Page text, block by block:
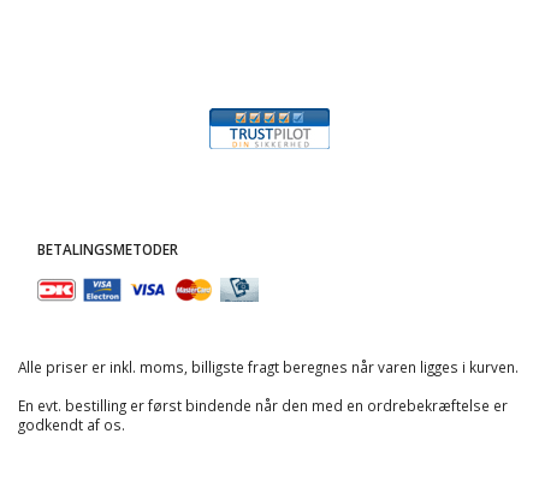
BETALINGSMETODER
Alle priser er inkl. moms, billigste fragt beregnes når varen ligges i kurven.
En evt. bestilling er først bindende når den med en ordrebekræftelse er
godkendt af os.